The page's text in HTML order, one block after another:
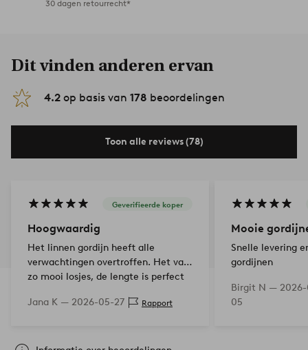
30 dagen retourrecht*
Dit vinden anderen ervan
4.2 op basis van 178 beoordelingen
Toon alle reviews (78)
Geverifieerde koper
Hoogwaardig
Het linnen gordijn heeft alle
verwachtingen overtroffen. Het valt
zo mooi losjes, de lengte is perfect
Jana K — 2026-05-27 Rapport
Mooie
Snelle levering
gordijnen
Birgit N —
05